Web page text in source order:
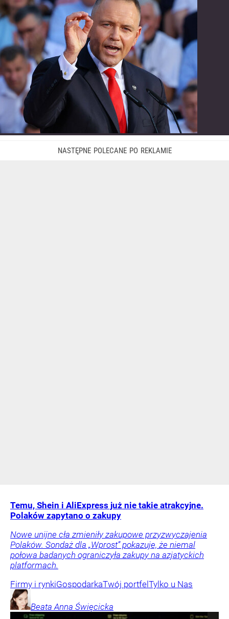
Temu, Shein i AliExpress już nie takie atrakcyjne.
Polaków zapytano o zakupy
Nowe unijne cła zmieniły zakupowe przyzwyczajenia
Polaków. Sondaż dla „Wprost” pokazuje, że niemal
połowa badanych ograniczyła zakupy na azjatyckich
platformach.
Firmy i rynkiGospodarkaTwój portfel Tylko u Nas
Beata Anna Święcicka